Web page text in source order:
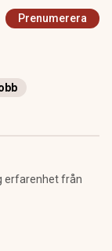
Prenumerera
erfarenhet från